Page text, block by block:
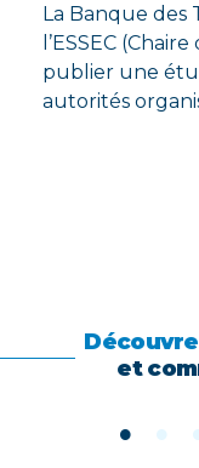
La Banque des
l’ESSEC
publier une
autorités
et